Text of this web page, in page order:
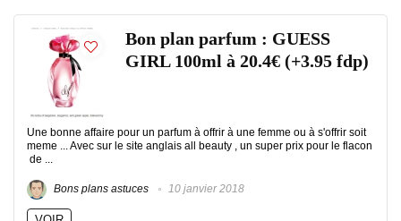
Bon plan parfum : GUESS
GIRL 100ml à 20.4€ (+3.95 fdp)
Une bonne affaire pour un parfum à offrir à une femme ou à s'offrir soit
meme ... Avec sur le site anglais all beauty , un super prix pour le flacon
de ...
Bons plans astuces 10 janvier 2018